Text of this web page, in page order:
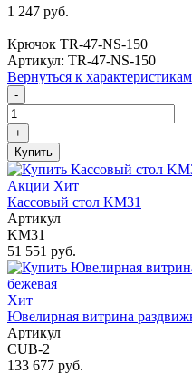
1 247 руб.
Крючок TR-47-NS-150
Артикул: TR-47-NS-150
Вернуться к характеристикам
-
+
Купить
Акции Хит
Кассовый стол KM31
Артикул
KM31
51 551 руб.
Хит
Ювелирная витрина
Артикул
CUB-2
133 677 руб.